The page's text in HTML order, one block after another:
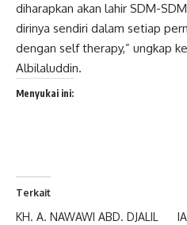
diharapkan akan lahir SDM-
dirinya sendiri dalam setiap
dengan self therapy,” ungkap
Albilaluddin.
Menyukai ini:
Terkait
KH. A. NAWAWI ABD. DJALIL